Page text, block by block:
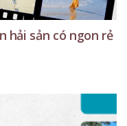
hải sản có ngon rẻ